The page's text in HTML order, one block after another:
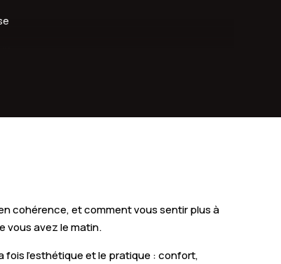
Milon
cohérence, et comment vous sentir plus à
vous avez le matin.
l’esthétique et le pratique : confort,